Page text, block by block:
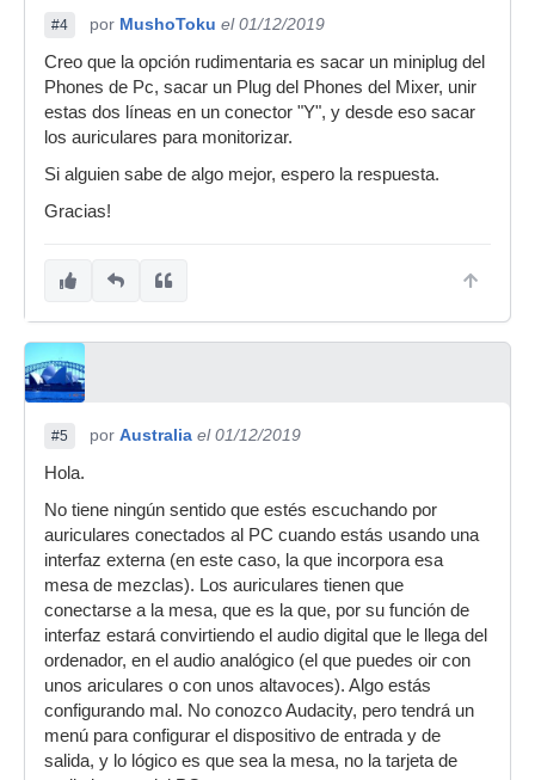
#4 por MushoToku el 01/12/2019
Creo que la opción rudimentaria es sacar un miniplug del
Phones de Pc, sacar un Plug del Phones del Mixer, unir
estas dos líneas en un conector "Y", y desde eso sacar
los auriculares para monitorizar.
Si alguien sabe de algo mejor, espero la respuesta.
Gracias!
#5 por Australia el 01/12/2019
Hola.
No tiene ningún sentido que estés escuchando por
auriculares conectados al PC cuando estás usando una
interfaz externa (en este caso, la que incorpora esa
mesa de mezclas). Los auriculares tienen que
conectarse a la mesa, que es la que, por su función de
interfaz estará convirtiendo el audio digital que le llega del
ordenador, en el audio analógico (el que puedes oir con
unos ariculares o con unos altavoces). Algo estás
configurando mal. No conozco Audacity, pero tendrá un
menú para configurar el dispositivo de entrada y de
salida, y lo lógico es que sea la mesa, no la tarjeta de